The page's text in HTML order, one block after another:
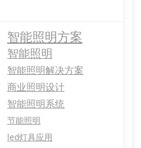
智能照明方案
智能照明
智能照明解决方案
商业照明设计
智能照明系统
节能照明
led灯具应用